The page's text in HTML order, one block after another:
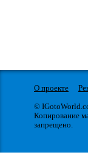
О проекте
©
Копирование
запрещено.